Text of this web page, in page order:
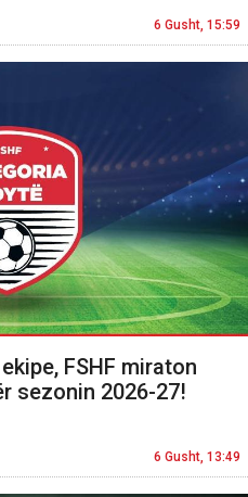
6 Gusht, 15:59
FSHF miraton
sezonin 2026-27!
6 Gusht, 13:49